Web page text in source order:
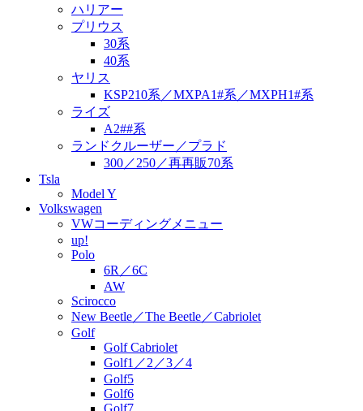
ハリアー
プリウス
30系
40系
ヤリス
KSP210系／MXPA1#系／MXPH1#系
ライズ
A2##系
ランドクルーザー／プラド
300／250／再再販70系
Tsla
Model Y
Volkswagen
VWコーディングメニュー
up!
Polo
6R／6C
AW
Scirocco
New Beetle／The Beetle／Cabriolet
Golf
Golf Cabriolet
Golf1／2／3／4
Golf5
Golf6
Golf7